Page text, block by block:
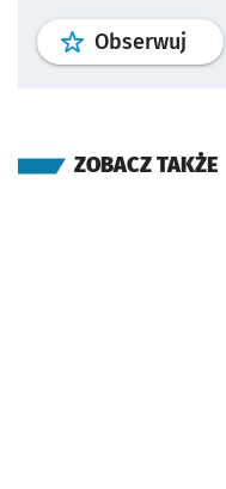
Obserwuj profil
ZOBACZ TAKŻE